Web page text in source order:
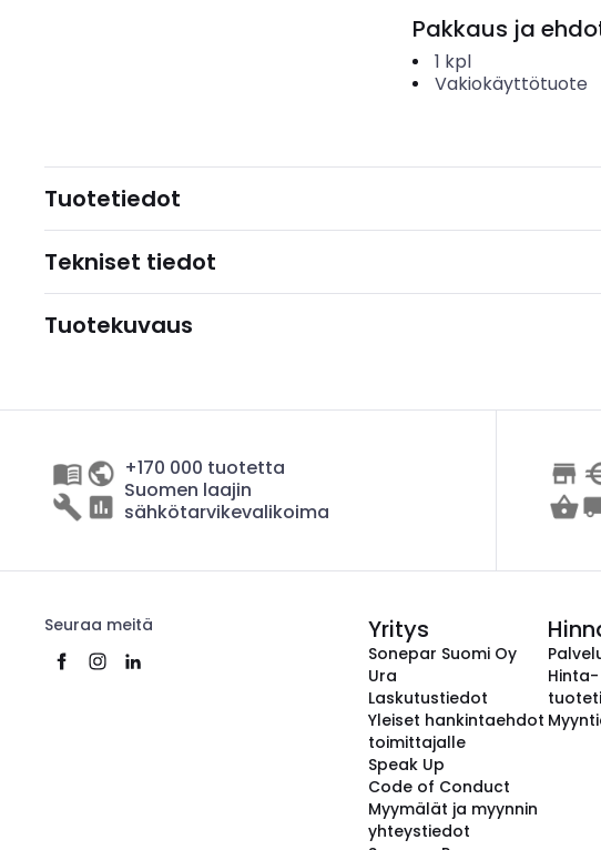
Pakkaus ja
1 kpl
Vakiokäyttötuote
Tuotetiedot
Tekniset tiedot
Tuotekuvaus
+170 000 tuotetta
Suomen laajin
sähkötarvikevalikoima
Seuraa meitä Yritys
Sonepar Suomi Oy
Ura
Laskutustiedot
Yleiset hankintaehdot
toimittajalle
Speak Up
Code of Conduct
Myymälät ja myynnin
yhteystiedot